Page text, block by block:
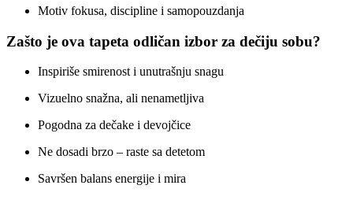
Motiv fokusa, discipline i samopouzdanja
Zašto je ova tapeta odličan izbor za dečiju sobu?
Inspiriše smirenost i unutrašnju snagu
Vizuelno snažna, ali nenametljiva
Pogodna za dečake i devojčice
Ne dosadi brzo – raste sa detetom
Savršen balans energije i mira